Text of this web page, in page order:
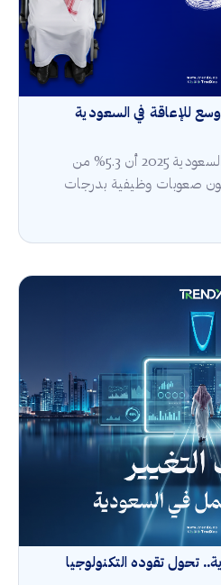
للإعاقة في السعودية
تكشف إحصاءات الإعاقة في السعودية 2025 أن 5.3% من
يواجهون صعوبات وظيفية بدرجات
تحول تقوده التكنولوجيا